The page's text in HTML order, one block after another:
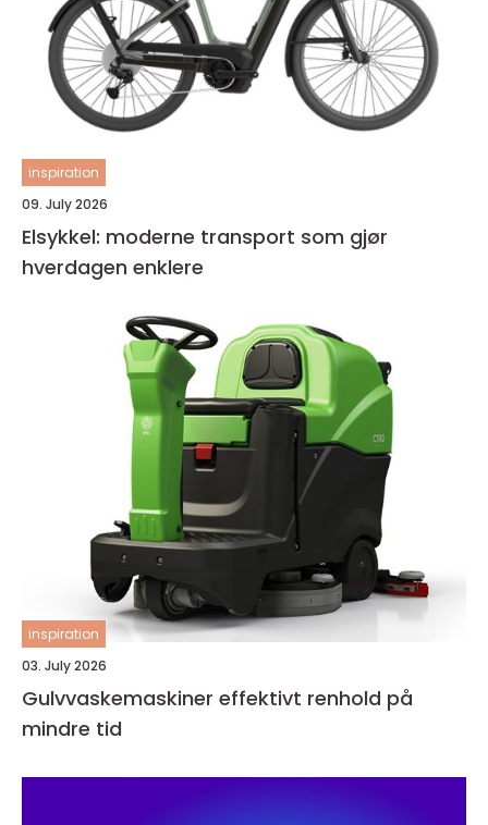
inspiration
09. July 2026
Elsykkel: moderne transport som gjør
hverdagen enklere
inspiration
03. July 2026
Gulvvaskemaskiner effektivt renhold på
mindre tid